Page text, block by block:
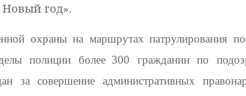
год».
охраны на маршрутах патрулирования
полиции более 300 гражданин по
за совершение административных